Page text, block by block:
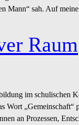
Mann“ sah. Auf
Raum
im schulischen
Wort „Gemeinschaft“
an Prozessen,